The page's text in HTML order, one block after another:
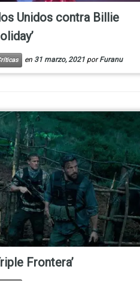
Unidos contra Billie
en 31 marzo, 2021 porFuranu
Frontera’